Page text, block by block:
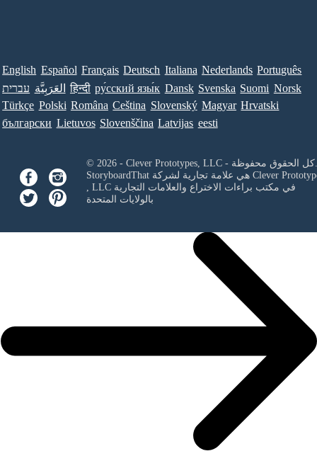
English Español Français Deutsch Italiana Nederlands Português
עברית العَرَبِيَّة हिन्दी ру́сский язы́к Dansk Svenska Suomi Norsk
Türkçe Polski Româna Ceština Slovenský Magyar Hrvatski
български Lietuvos Slovenščina Latvijas eesti
© 2026 - Clever Prototypes, LLC - كل الحقوق محفوظة.
StoryboardThat هي علامة تجارية لشركة Clever
, LLCفي مكتب براءات الاختراع والعلامات التجارية
بالولايات المتحدة